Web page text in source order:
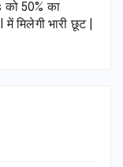
50% का
भारी छूट |